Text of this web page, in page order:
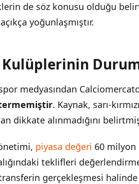
de söz konusu olduğu
yoğunlaşmıştır.
medyasından
. Kaynak, sarı-
dikkate alınmadığını
piyasa değeri 60 milyon
teklifleri
transferin gerçekleşmesi